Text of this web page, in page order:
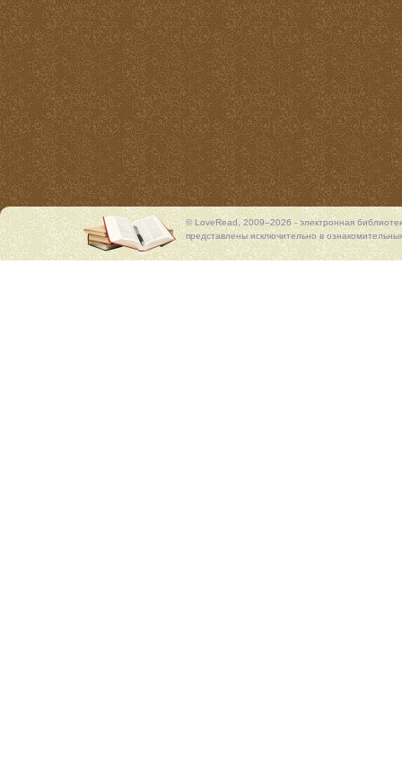
© LoveRead, 2009–2026 - электронная
представлены исключительно в